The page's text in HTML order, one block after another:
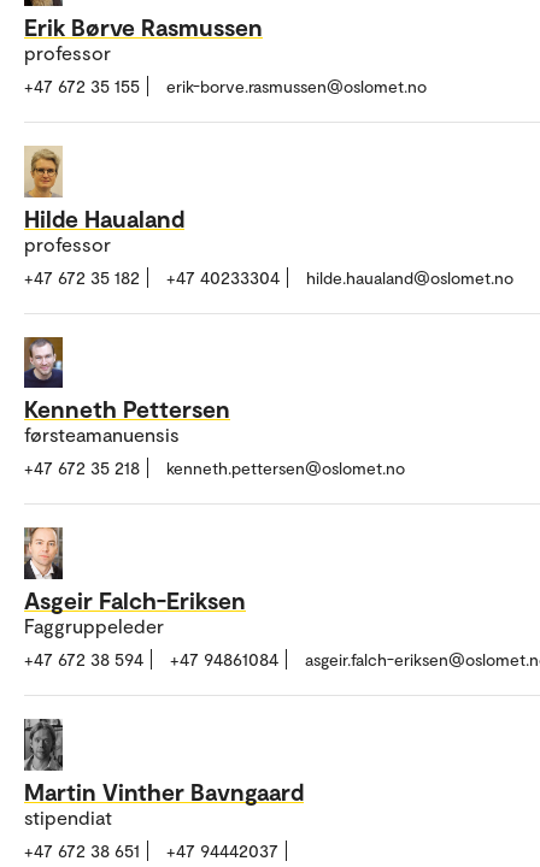
Erik Børve Rasmussen
professor
+47 672 35 155 erik-borve.rasmussen@oslomet.no
Hilde Haualand
professor
+47 672 35 182 +47 40233304 hilde.haualand@oslomet.no
Kenneth Pettersen
førsteamanuensis
+47 672 35 218 kenneth.pettersen@oslomet.no
Asgeir Falch-Eriksen
Faggruppeleder
+47 672 38 594 +47 94861084 asgeir.falch-
Martin Vinther Bavngaard
stipendiat
+47 672 38 651
+47 94442037